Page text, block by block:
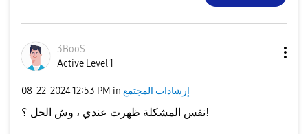
3BooS
Active Level 1
‎08-22-202412:53 PM in إرشادات المجتمع
نفس المشكلة ظهرت عندي ، وش الحل ؟!